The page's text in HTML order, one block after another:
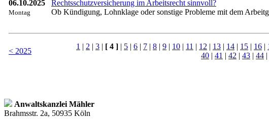
06.10.2025
Montag
Rechtsschutzversicherung im Arbeitsrecht sinnvoll?
Ob Kündigung, Lohnklage oder sonstige Probleme mit dem
< 2025
1 | 2 | 3 | [ 4 ] | 5 | 6 | 7 | 8 | 9 | 10 | 11 | 12 | 13 | 14 | 15 | 16 |
40 | 41 | 42 | 43 | 44 |
Anwaltskanzlei Mähler
Brahmsstr. 2a, 50935 Köln